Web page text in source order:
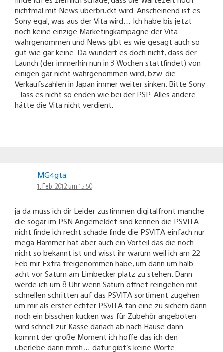
nichtmal mit News überbrückt wird. Anscheinend ist es
Sony egal, was aus der Vita wird… Ich habe bis jetzt
noch keine einzige Marketingkampagne der Vita
wahrgenommen und News gibt es wie gesagt auch so
gut wie gar keine. Da wundert es doch nicht, dass der
Launch (der immerhin nun in 3 Wochen stattfindet) von
einigen gar nicht wahrgenommen wird, bzw. die
Verkaufszahlen in Japan immer weiter sinken. Bitte Sony
– lass es nicht so enden wie bei der PSP. Alles andere
hätte die Vita nicht verdient.
MG4gta
1. Feb. 2012 um 15:50
ja da muss ich dir Leider zustimmen digitalfront manche
die sogar im PSN Angemeldet sind kennen die PSVITA
nicht finde ich recht schade finde die PSVITA einfach nur
mega Hammer hat aber auch ein Vorteil das die noch
nicht so bekannt ist und wisst ihr warum weil ich am 22
Feb mir Extra freigenommen habe, um dann um halb
acht vor Saturn am Limbecker platz zu stehen. Dann
werde ich um 8 Uhr wenn Saturn öffnet reingehen mit
schnellen schritten auf das PSVITA sortiment zugehen
um mir als erster echter PSVITA fan eine zu sichern dann
noch ein bisschen kucken was für Zubehör angeboten
wird schnell zur Kasse danach ab nach Hause dann
kommt der große Moment ich hoffe das ich den
überlebe dann mmh… dafür gibt’s keine Worte.